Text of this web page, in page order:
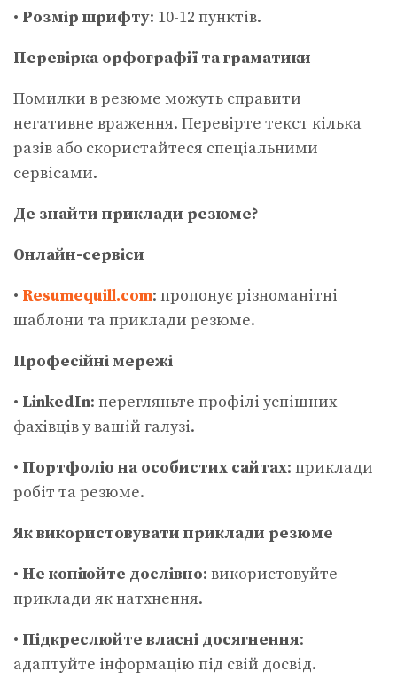
• Розмір шрифту: 10-12 пунктів.
Перевірка орфографії та граматики
Помилки в резюме можуть справити
негативне враження. Перевірте текст кілька
разів або скористайтеся спеціальними
сервісами.
Де знайти приклади резюме?
Онлайн-сервіси
• Resumequill.com: пропонує різноманітні
шаблони та приклади резюме.
Професійні мережі
• LinkedIn: перегляньте профілі успішних
фахівців у вашій галузі.
• Портфоліо на особистих сайтах: приклади
робіт та резюме.
Як використовувати приклади резюме
• Не копіюйте дослівно: використовуйте
приклади як натхнення.
• Підкреслюйте власні досягнення:
адаптуйте інформацію під свій досвід.